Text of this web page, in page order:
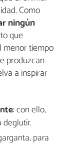
Como
ningún
que
menor tiempo
produzcan
a inspirar
: con ello,
para